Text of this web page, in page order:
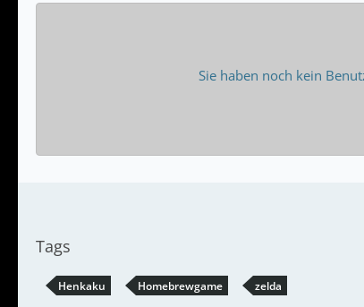
Sie haben noch kein
Tags
Henkaku Homebrewgame zelda